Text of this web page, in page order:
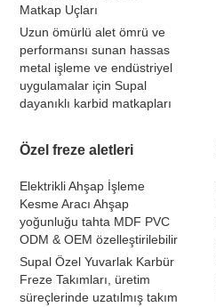
Matkap Uçları
Uzun ömürlü alet ömrü ve
performansı sunan hassas
metal işleme ve endüstriyel
uygulamalar için Supal
dayanıklı karbid matkapları
Özel freze aletleri
Elektrikli Ahşap İşleme
Kesme Aracı Ahşap
yoğunluğu tahta MDF PVC
ODM & OEM özelleştirilebilir
Supal Özel Yuvarlak Karbür
Freze Takımları, üretim
süreçlerinde uzatılmış takım